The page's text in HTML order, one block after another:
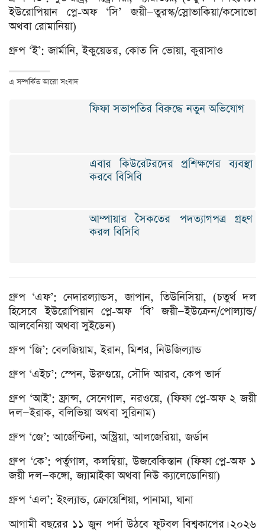
ইউরোপিয়ান প্লে-অফ ‘সি’ জয়ী—তুরস্ক/স্লোভাকিয়া/কসোভো
অথবা রোমানিয়া)
গ্রুপ ‘ই’: জার্মানি, ইকুয়েডর, কোত দি ভোয়া, কুরাসাও
এ সম্পর্কিত আরো সংবাদ
ফিফা সভাপতির বিরুদ্ধে নতুন অভিযোগ
এবার কিউরেটরদের প্রশিক্ষণের ব্যবস্থা
করবে বিসিবি
আম্পায়ার সৈকতের পদত্যাগপত্র গ্রহণ
করল বিসিবি
গ্রুপ ‘এফ’: নেদারল‍্যান্ডস, জাপান, তিউনিসিয়া, (চতুর্থ দল
হিসেবে ইউরোপিয়ান প্লে-অফ ‘বি’ জয়ী—ইউক্রেন/পোল্যান্ড/
আলবেনিয়া অথবা সুইডেন)
গ্রুপ ‘জি’: বেলজিয়াম, ইরান, মিশর, নিউজিল‍্যান্ড
গ্রুপ ‘এইচ’: স্পেন, উরুগুয়ে, সৌদি আরব, কেপ ভার্দ
গ্রুপ ‘আই’: ফ্রান্স, সেনেগাল, নরওয়ে, (ফিফা প্লে-অফ ২ জয়ী
দল—ইরাক, বলিভিয়া অথবা সুরিনাম)
গ্রুপ ‘জে’: আর্জেন্টিনা, অস্ট্রিয়া, আলজেরিয়া, জর্ডান
গ্রুপ ‘কে’: পর্তুগাল, কলম্বিয়া, উজবেকিস্তান (ফিফা প্লে-অফ ১
জয়ী দল—কঙ্গো, জ্যামাইকা অথবা নিউ ক্যালেডোনিয়া)
গ্রুপ ‘এল’: ইংল‍্যান্ড, ক্রোয়েশিয়া, পানামা, ঘানা
আগামী বছরের ১১ জুন পর্দা উঠবে ফুটবল বিশ্বকাপের। ২০২৬